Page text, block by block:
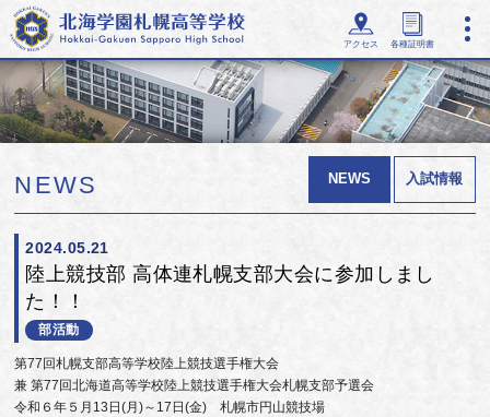
アクセス 各種証明書
NEWS NEWS 入試情報
2024.05.21
陸上競技部 高体連札幌支部大会に参加しまし
た！！
部活動
第77回札幌支部高等学校陸上競技選手権大会
兼 第77回北海道高等学校陸上競技選手権大会札幌支部予選会
令和６年５月13日(月)～17日(金) 札幌市円山競技場